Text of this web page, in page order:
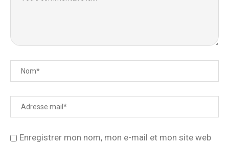
Enregistrer mon nom, mon e-mail et mon site web